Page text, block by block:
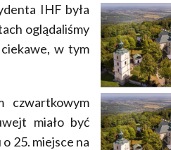
IHF była
oglądaliśmy
w tym
czwartkowym
miało być
25. miejsce na